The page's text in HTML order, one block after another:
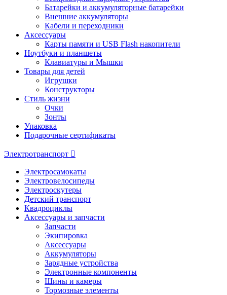
Батарейки и аккумуляторные батарейки
Внешние аккумуляторы
Кабели и переходники
Аксессуары
Карты памяти и USB Flash накопители
Ноутбуки и планшеты
Клавиатуры и Мышки
Товары для детей
Игрушки
Конструкторы
Стиль жизни
Очки
Зонты
Упаковка
Подарочные сертификаты
Электротранспорт
Электросамокаты
Электровелосипеды
Электроскутеры
Детский транспорт
Квадроциклы
Аксессуары и запчасти
Запчасти
Экипировка
Аксессуары
Аккумуляторы
Зарядные устройства
Электронные компоненты
Шины и камеры
Тормозные элементы